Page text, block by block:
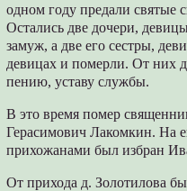
одном году предали
Остались две дочери,
замуж, а две его сестры,
девицах и померли. От них
пению, уставу службы.
В это время помер
Герасимович Лакомкин. На
прихожанами был избран
От прихода д. Золотилова